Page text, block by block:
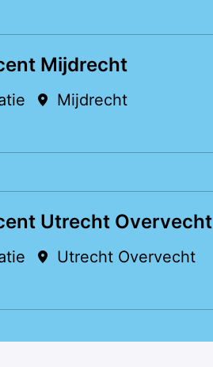
Mijdrecht
Mijdrecht
Utrecht Overvecht
Utrecht Overvecht